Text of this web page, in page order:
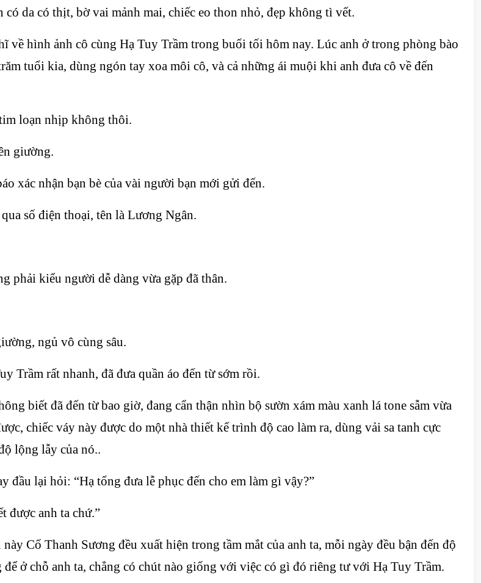
da có thịt, bờ vai mảnh mai, chiếc eo thon nhỏ, đẹp không tì vết.
về hình ảnh cô cùng Hạ Tuy Trầm trong buổi tối hôm nay. Lúc anh ở trong phòng bào
tuổi kia, dùng ngón tay xoa môi cô, và cả những ái muội khi anh đưa cô về đến
loạn nhịp không thôi.
giường.
xác nhận bạn bè của vài người bạn mới gửi đến.
số điện thoại, tên là Lương Ngân.
phải kiểu người dễ dàng vừa gặp đã thân.
ngủ vô cùng sâu.
Trầm rất nhanh, đã đưa quần áo đến từ sớm rồi.
biết đã đến từ bao giờ, đang cẩn thận nhìn bộ sườn xám màu xanh lá tone sẫm vừa
chiếc váy này được do một nhà thiết kế trình độ cao làm ra, dùng vải sa tanh cực
lộng lẫy của nó..
đầu lại hỏi: “Hạ tổng đưa lễ phục đến cho em làm gì vậy?”
được anh ta chứ.”
Cố Thanh Sương đều xuất hiện trong tầm mắt của anh ta, mỗi ngày đều bận đến độ
ở chỗ anh ta, chẳng có chút nào giống với việc có gì đó riêng tư với Hạ Tuy Trầm.